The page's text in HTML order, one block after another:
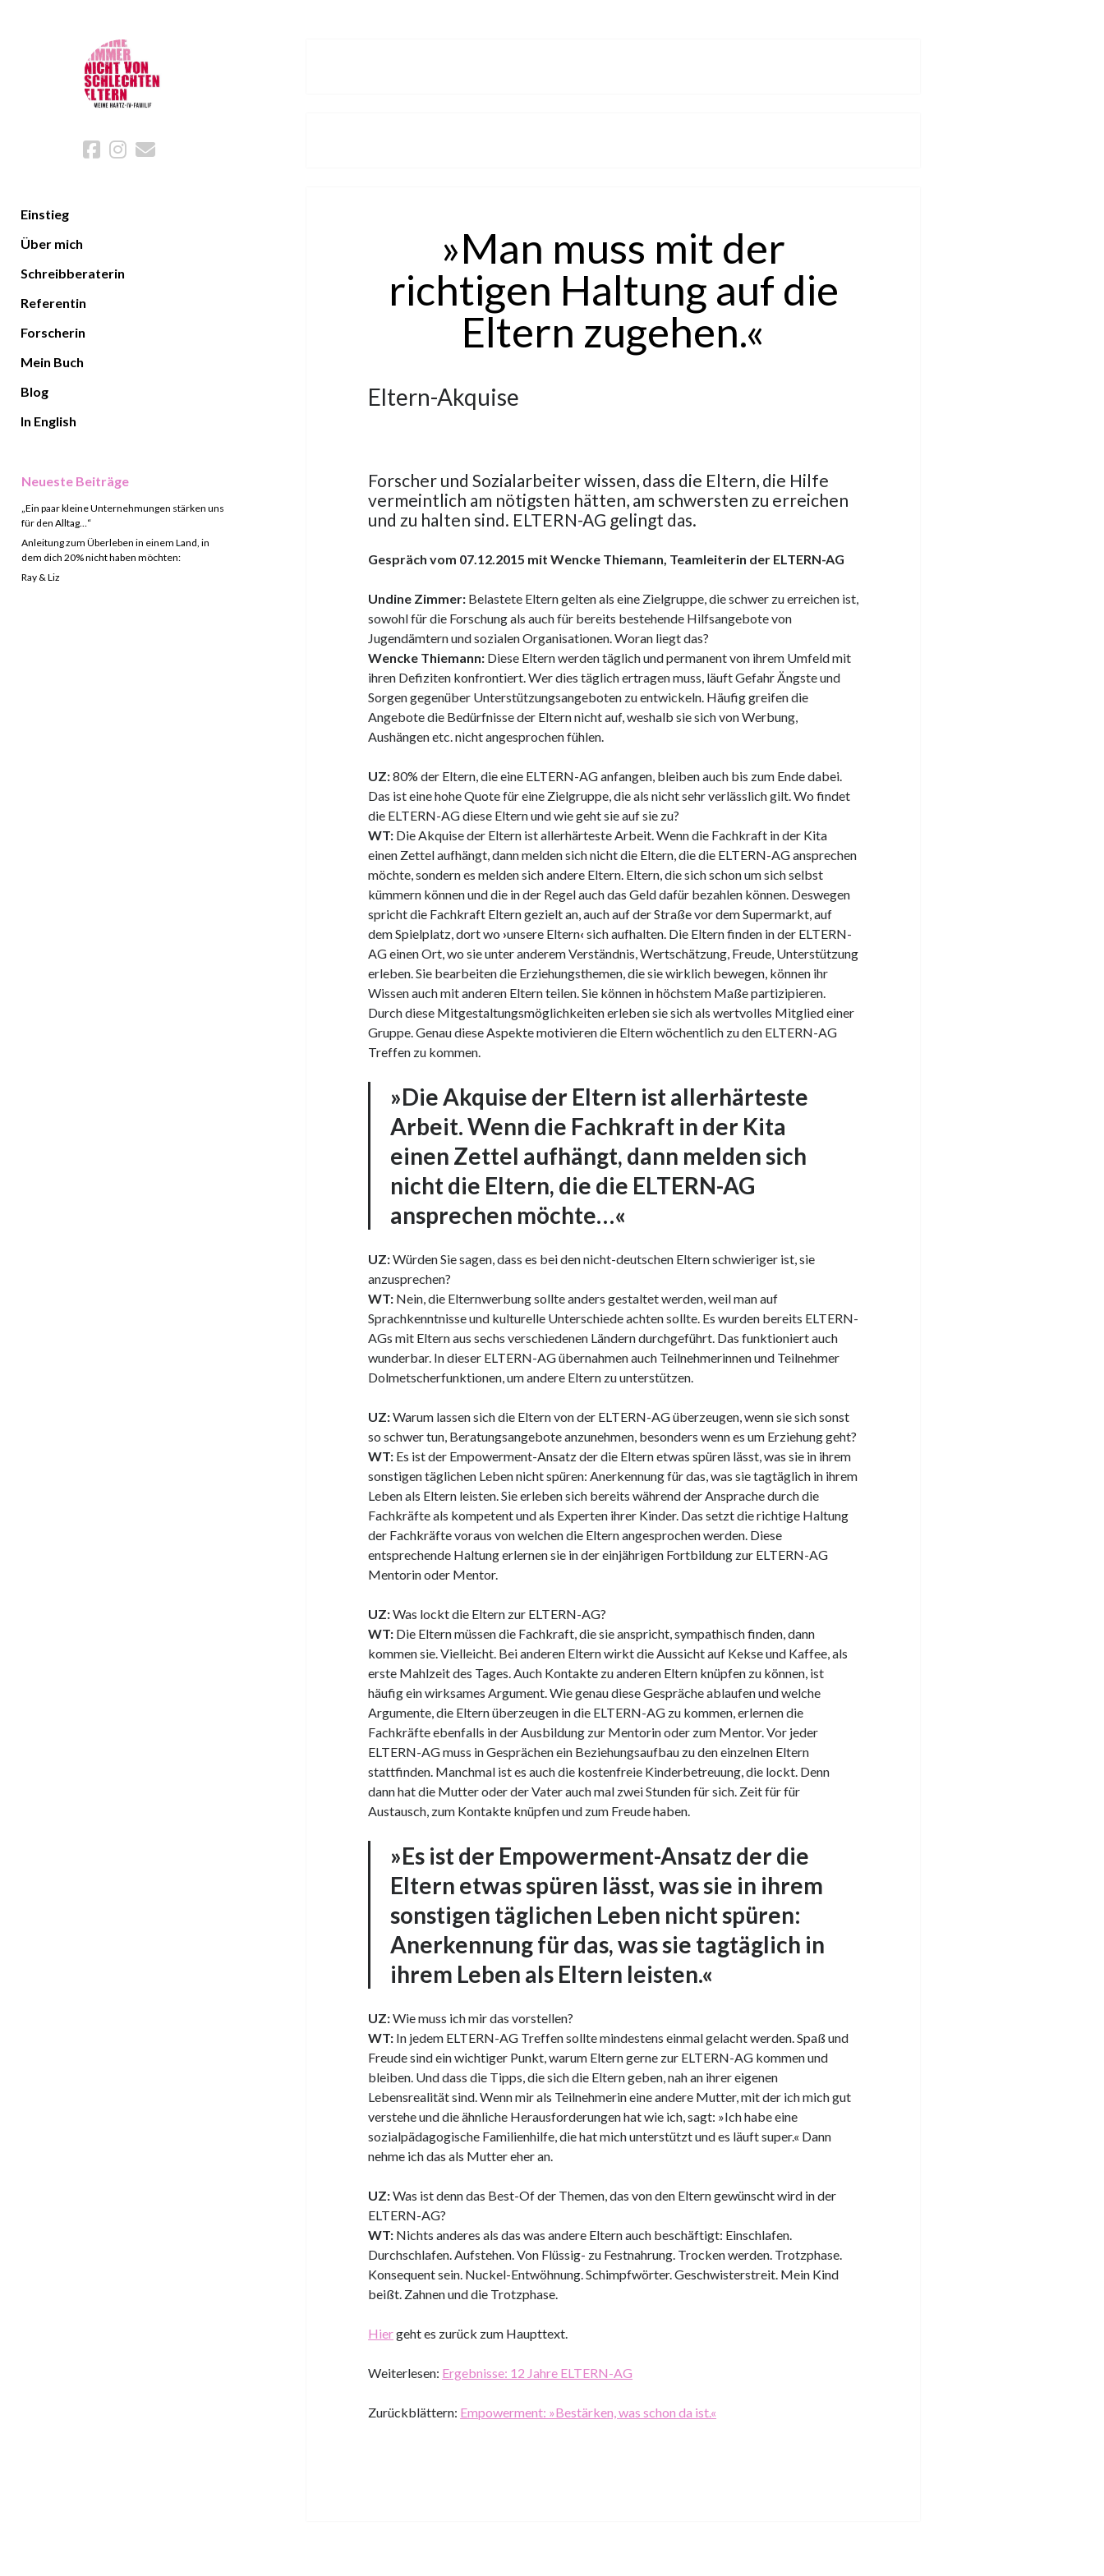
facebook
instagram
email
Einstieg
Über mich
Schreibberaterin
Referentin
Forscherin
Mein Buch
Blog
In English
Neueste Beiträge
„Ein paar kleine Unternehmungen stärken uns
für den Alltag…“
Anleitung zum Überleben in einem Land, in
dem dich 20% nicht haben möchten:
Ray & Liz
»Man muss mit der
richtigen Haltung auf die
Eltern zugehen.«
Eltern-Akquise
Forscher und Sozialarbeiter wissen, dass die Eltern, die Hilfe
vermeintlich am nötigsten hätten, am schwersten zu erreichen
und zu halten sind. ELTERN-AG gelingt das.
Gespräch vom 07.12.2015 mit Wencke Thiemann, Teamleiterin der ELTERN-AG
Undine Zimmer: Belastete Eltern gelten als eine Zielgruppe, die schwer zu erreichen ist,
sowohl für die Forschung als auch für bereits bestehende Hilfsangebote von
Jugendämtern und sozialen Organisationen. Woran liegt das?
Wencke Thiemann: Diese Eltern werden täglich und permanent von ihrem Umfeld mit
ihren Defiziten konfrontiert. Wer dies täglich ertragen muss, läuft Gefahr Ängste und
Sorgen gegenüber Unterstützungsangeboten zu entwickeln. Häufig greifen die
Angebote die Bedürfnisse der Eltern nicht auf, weshalb sie sich von Werbung,
Aushängen etc. nicht angesprochen fühlen.
UZ:80% der Eltern, die eine ELTERN-AG anfangen, bleiben auch bis zum Ende dabei.
Das ist eine hohe Quote für eine Zielgruppe, die als nicht sehr verlässlich gilt. Wo findet
die ELTERN-AG diese Eltern und wie geht sie auf sie zu?
WT: Die Akquise der Eltern ist allerhärteste Arbeit. Wenn die Fachkraft in der Kita
einen Zettel aufhängt, dann melden sich nicht die Eltern, die die ELTERN-AG ansprechen
möchte, sondern es melden sich andere Eltern. Eltern, die sich schon um sich selbst
kümmern können und die in der Regel auch das Geld dafür bezahlen können. Deswegen
spricht die Fachkraft Eltern gezielt an, auch auf der Straße vor dem Supermarkt, auf
dem Spielplatz, dort wo ›unsere Eltern‹sich aufhalten. Die Eltern finden in der ELTERN-
AG einen Ort, wo sie unter anderem Verständnis, Wertschätzung, Freude, Unterstützung
erleben. Sie bearbeiten die Erziehungsthemen, die sie wirklich bewegen, können ihr
Wissen auch mit anderen Eltern teilen. Sie können in höchstem Maße partizipieren.
Durch diese Mitgestaltungsmöglichkeiten erleben sie sich als wertvolles Mitglied einer
Gruppe. Genau diese Aspekte motivieren die Eltern wöchentlich zu den ELTERN-AG
Treffen zu kommen.
»Die Akquise der Eltern ist allerhärteste
Arbeit. Wenn die Fachkraft in der Kita
einen Zettel aufhängt, dann melden sich
nicht die Eltern, die die ELTERN-AG
ansprechen möchte…«
UZ:Würden Sie sagen, dass es bei den nicht-deutschen Eltern schwieriger ist, sie
anzusprechen?
WT: Nein, die Elternwerbung sollte anders gestaltet werden, weil man auf
Sprachkenntnisse und kulturelle Unterschiede achten sollte. Es wurden bereits ELTERN-
AGs mit Eltern aus sechs verschiedenen Ländern durchgeführt. Das funktioniert auch
wunderbar. In dieser ELTERN-AG übernahmen auch Teilnehmerinnen und Teilnehmer
Dolmetscherfunktionen, um andere Eltern zu unterstützen.
UZ:Warum lassen sich die Eltern von der ELTERN-AG überzeugen, wenn sie sich sonst
so schwer tun, Beratungsangebote anzunehmen, besonders wenn es um Erziehung geht?
WT: Es ist der Empowerment-Ansatz der die Eltern etwas spüren lässt, was sie in ihrem
sonstigen täglichen Leben nicht spüren: Anerkennung für das, was sie tagtäglich in ihrem
Leben als Eltern leisten. Sie erleben sich bereits während der Ansprache durch die
Fachkräfte als kompetent und als Experten ihrer Kinder. Das setzt die richtige Haltung
der Fachkräfte voraus von welchen die Eltern angesprochen werden. Diese
entsprechende Haltung erlernen sie in der einjährigen Fortbildung zur ELTERN-AG
Mentorin oder Mentor.
UZ:Was lockt die Eltern zur ELTERN-AG?
WT: Die Eltern müssen die Fachkraft, die sie anspricht, sympathisch finden, dann
kommen sie. Vielleicht. Bei anderen Eltern wirkt die Aussicht auf Kekse und Kaffee, als
erste Mahlzeit des Tages. Auch Kontakte zu anderen Eltern knüpfen zu können, ist
häufig ein wirksames Argument. Wie genau diese Gespräche ablaufen und welche
Argumente, die Eltern überzeugen in die ELTERN-AG zu kommen, erlernen die
Fachkräfte ebenfalls in der Ausbildung zur Mentorin oder zum Mentor. Vor jeder
ELTERN-AG muss in Gesprächen ein Beziehungsaufbau zu den einzelnen Eltern
stattfinden. Manchmal ist es auch die kostenfreie Kinderbetreuung, die lockt. Denn
dann hat die Mutter oder der Vater auch mal zwei Stunden für sich. Zeit für für
Austausch, zum Kontakte knüpfen und zum Freude haben.
»Es ist der Empowerment-Ansatz der die
Eltern etwas spüren lässt, was sie in ihrem
sonstigen täglichen Leben nicht spüren:
Anerkennung für das, was sie tagtäglich in
ihrem Leben als Eltern leisten.«
UZ:Wie muss ich mir das vorstellen?
WT: In jedem ELTERN-AG Treffen sollte mindestens einmal gelacht werden. Spaß und
Freude sind ein wichtiger Punkt, warum Eltern gerne zur ELTERN-AG kommen und
bleiben. Und dass die Tipps, die sich die Eltern geben, nah an ihrer eigenen
Lebensrealität sind. Wenn mir als Teilnehmerin eine andere Mutter, mit der ich mich gut
verstehe und die ähnliche Herausforderungen hat wie ich, sagt: »Ich habe eine
sozialpädagogische Familienhilfe, die hat mich unterstützt und es läuft super.« Dann
nehme ich das als Mutter eher an.
UZ:Was ist denn das Best-Of der Themen, das von den Eltern gewünscht wird in der
ELTERN-AG?
WT: Nichts anderes als das was andere Eltern auch beschäftigt: Einschlafen.
Durchschlafen. Aufstehen. Von Flüssig- zu Festnahrung. Trocken werden. Trotzphase.
Konsequent sein. Nuckel-Entwöhnung. Schimpfwörter. Geschwisterstreit. Mein Kind
beißt. Zahnen und die Trotzphase.
Hiergeht es zurück zum Haupttext.
Weiterlesen: Ergebnisse: 12 Jahre ELTERN-AG
Zurückblättern: Empowerment: »Bestärken, was schon da ist.«